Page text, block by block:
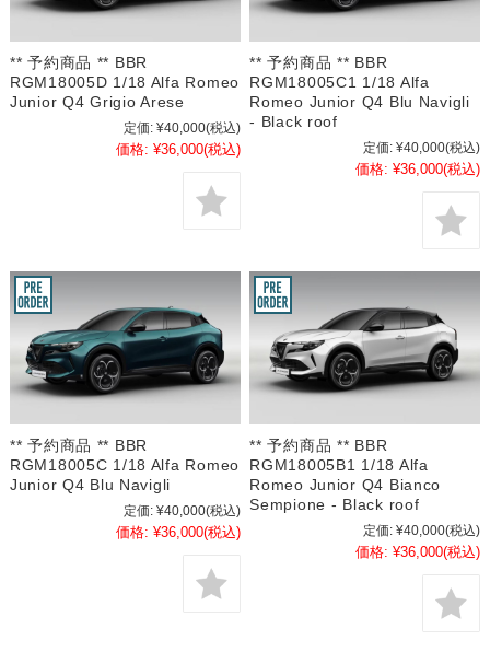
** 予約商品 ** BBR
RGM18005D 1/18 Alfa Romeo
Junior Q4 Grigio Arese
定価: ¥40,000(税込)
価格: ¥36,000(税込)
** 予約商品 ** BBR
RGM18005C1 1/18 Alfa
Romeo Junior Q4 Blu Navigli
- Black roof
定価: ¥40,000(税込)
価格: ¥36,000(税込)
** 予約商品 ** BBR
RGM18005C 1/18 Alfa Romeo
Junior Q4 Blu Navigli
定価: ¥40,000(税込)
価格: ¥36,000(税込)
** 予約商品 ** BBR
RGM18005B1 1/18 Alfa
Romeo Junior Q4 Bianco
Sempione - Black roof
定価: ¥40,000(税込)
価格: ¥36,000(税込)